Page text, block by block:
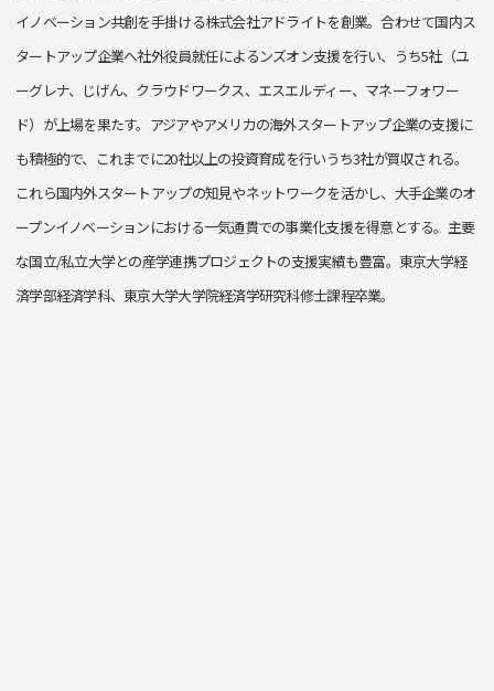
イノベーション共創を手掛ける株式会社アドライトを創業。合わせて国内ス
タートアップ企業へ社外役員就任によるンズオン支援を行い、うち5社（ユ
ーグレナ、じげん、クラウドワークス、エスエルディー、マネーフォワー
ド）が上場を果たす。アジアやアメリカの海外スタートアップ企業の支援に
も積極的で、これまでに20社以上の投資育成を行いうち3社が買収される。
これら国内外スタートアップの知見やネットワークを活かし、大手企業のオ
ープンイノベーションにおける一気通貫での事業化支援を得意とする。主要
な国立/私立大学との産学連携プロジェクトの支援実績も豊富。東京大学経
済学部経済学科、東京大学大学院経済学研究科修士課程卒業。